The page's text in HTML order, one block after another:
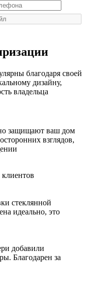
благодаря своей
дизайну,
владельца
защищают ваш дом
взглядов,
стеклянной
идеально, это
добавили
Благодарен за